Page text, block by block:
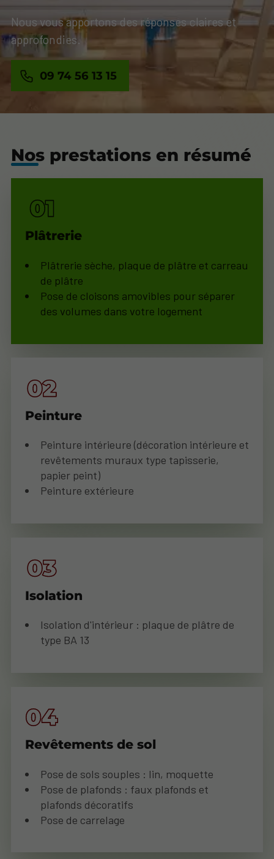
Nous vous apportons des réponses claires et
approfondies.
09 74 56 13 15
Nos prestations en résumé
Plâtrerie
Plâtrerie sèche, plaque de plâtre et carreau
de plâtre
Pose de cloisons amovibles pour séparer
des volumes dans votre logement
Peinture
Peinture intérieure (décoration intérieure et
revêtements muraux type tapisserie,
papier peint)
Peinture extérieure
Isolation
Isolation d'intérieur : plaque de plâtre de
type BA 13
Revêtements de sol
Pose de sols souples : lin, moquette
Pose de plafonds : faux plafonds et
plafonds décoratifs
Pose de carrelage